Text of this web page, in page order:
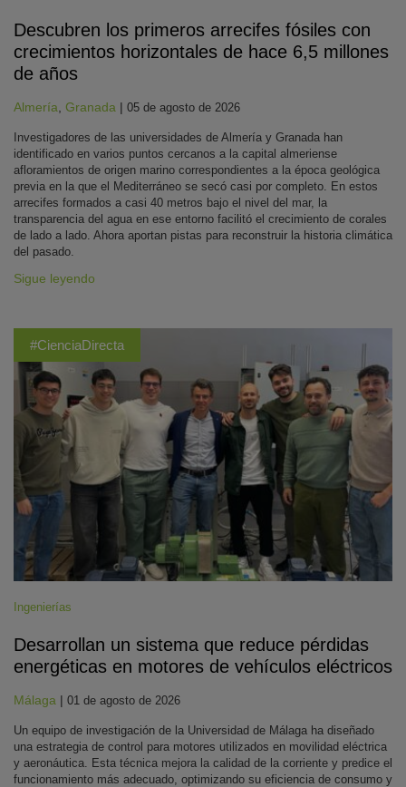
Descubren los primeros arrecifes fósiles con
crecimientos horizontales de hace 6,5 millones
de años
Almería Granada | 05 de agosto de 2026
Investigadores de las universidades de Almería y Granada han
identificado en varios puntos cercanos a la capital almeriense
afloramientos de origen marino correspondientes a la época geológica
previa en la que el Mediterráneo se secó casi por completo. En estos
arrecifes formados a casi 40 metros bajo el nivel del mar, la
transparencia del agua en ese entorno facilitó el crecimiento de corales
de lado a lado. Ahora aportan pistas para reconstruir la historia climática
del pasado.
Sigue leyendo
#CienciaDirecta
Ingenierías
Desarrollan un sistema que reduce pérdidas
energéticas en motores de vehículos eléctricos
Málaga | 01 de agosto de 2026
Un equipo de investigación de la Universidad de Málaga ha diseñado
una estrategia de control para motores utilizados en movilidad eléctrica
y aeronáutica. Esta técnica mejora la calidad de la corriente y predice el
funcionamiento más adecuado, optimizando su eficiencia de consumo y